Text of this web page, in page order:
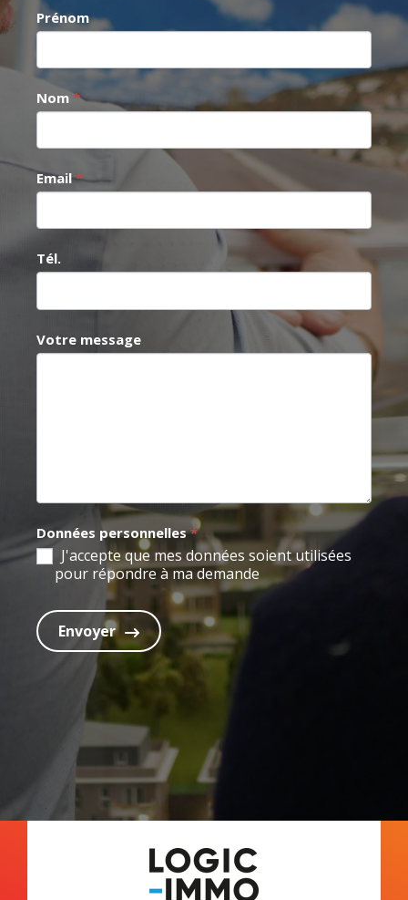
Contact
Prénom
Nom*
Email*
Tél.
Votre message
Données personnelles*
J'accepte que mes données soient utilisées
pour répondre à ma demande
Envoyer